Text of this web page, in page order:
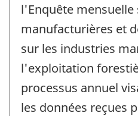
l'Enquête
manufacturières et
sur les industries
l'exploitation
processus annuel
les données reçues